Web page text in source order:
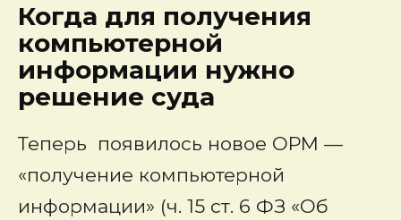
Когда для получения
компьютерной
информации нужно
решение суда
Теперь появилось новое ОРМ —
«получение компьютерной
информации» (ч. 15 ст. 6 ФЗ «Об